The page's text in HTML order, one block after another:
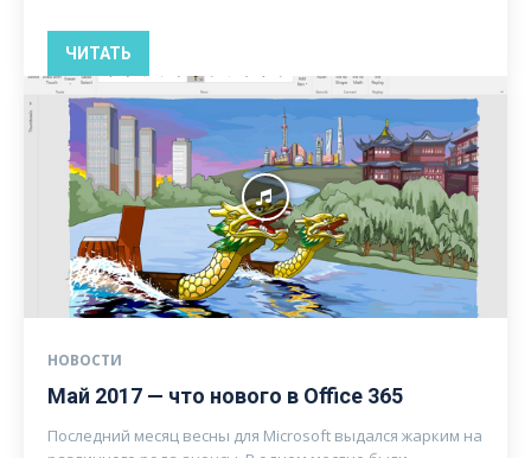
ЧИТАТЬ
НОВОСТИ
Май 2017 — что нового в Office 365
Последний месяц весны для Microsoft выдался жарким на